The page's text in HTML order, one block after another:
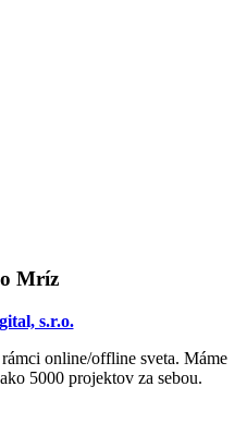
Mríz
s.r.o.
online/offline sveta. Máme
5000 projektov za sebou.